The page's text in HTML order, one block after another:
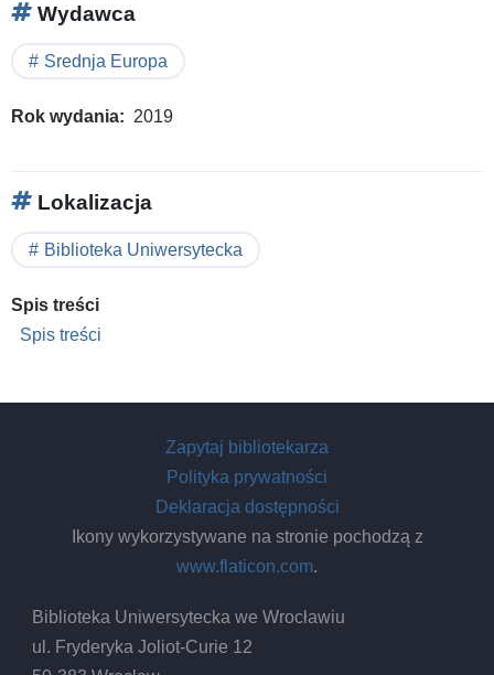
Wydawca
Srednja Europa
Rok wydania 2019
Lokalizacja
Biblioteka Uniwersytecka
Spis treści
Spis treści
Zapytaj bibliotekarza
Polityka prywatności
Deklaracja dostępności
Ikony wykorzystywane na stronie pochodzą z
www.flaticon.com.
Biblioteka Uniwersytecka we Wrocławiu
ul. Fryderyka Joliot-Curie 12